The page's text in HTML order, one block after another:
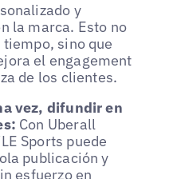
y
la marca. Esto no
sino que
el engagement
de los clientes.
vez, difundir en
Con Uberall
Sports puede
publicación y
esfuerzo en